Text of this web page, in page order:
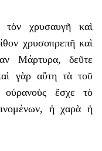
χρυσαυγῆ καὶ
χρυσοπρεπῆ καὶ
Μάρτυρα, δεῦτε
γὰρ αὕτη τὰ τοῦ
οὐρανοὺς ἔσχε τὸ
ἡ χαρὰ ἡ